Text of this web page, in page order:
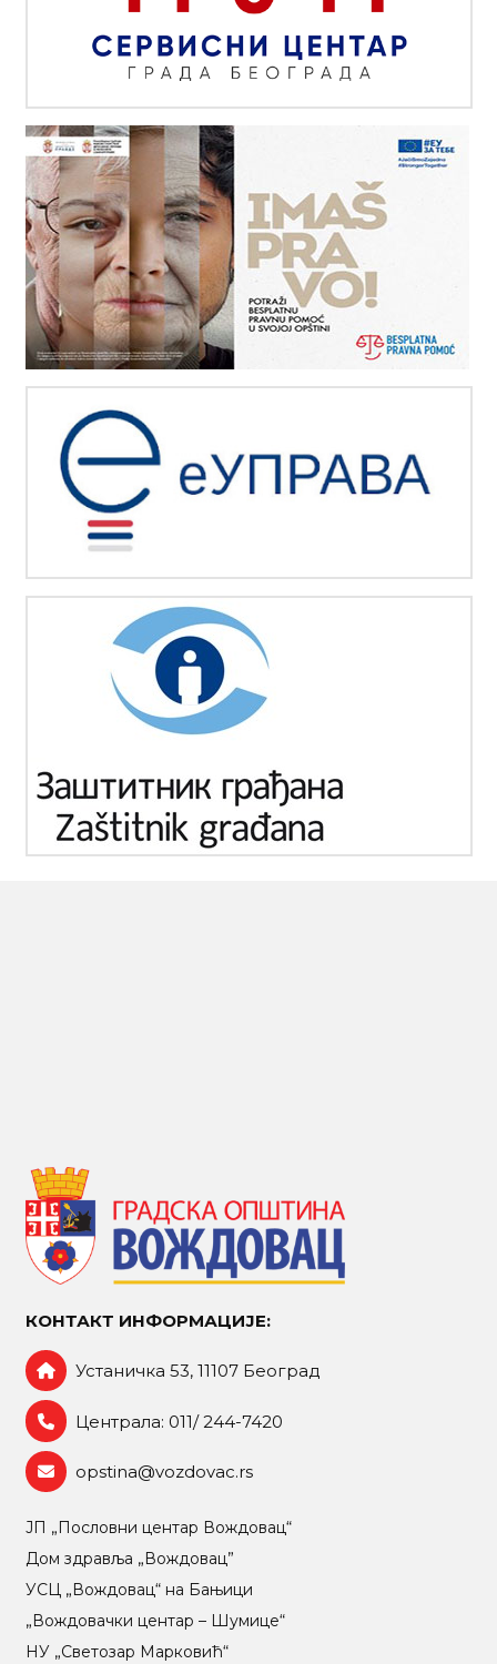
КОНТАКТ ИНФОРМАЦИЈЕ:
Устаничка 53, 11107 Београд
Централа: 011/ 244-7420
opstina@vozdovac.rs
ЈП „Пословни центар Вождовац“
Дом здравља „Вождовац”
УСЦ „Вождовац“ на Бањици
„Вождовачки центар – Шумице“
НУ „Светозар Марковић“